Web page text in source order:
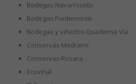
Bodegas Navarrsotillo
Bodegas Piedemonte
Bodegas y viñedos Quaderna Vía
Conservas Medrano
Conservas Rosara
Ecovinal